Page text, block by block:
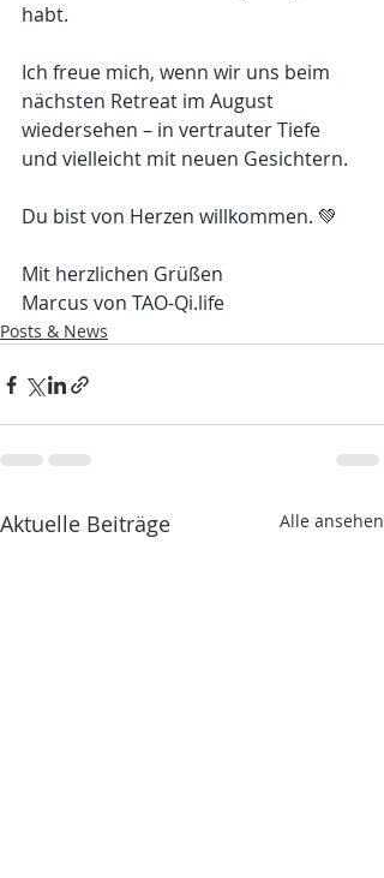
habt.
Ich freue mich, wenn wir uns beim
nächsten Retreat im August
wiedersehen – in vertrauter Tiefe
und vielleicht mit neuen Gesichtern.
Du bist von Herzen willkommen. 💚
Mit herzlichen Grüßen
Marcus von TAO-Qi.life
Posts & News
Aktuelle Beiträge Alle ansehen